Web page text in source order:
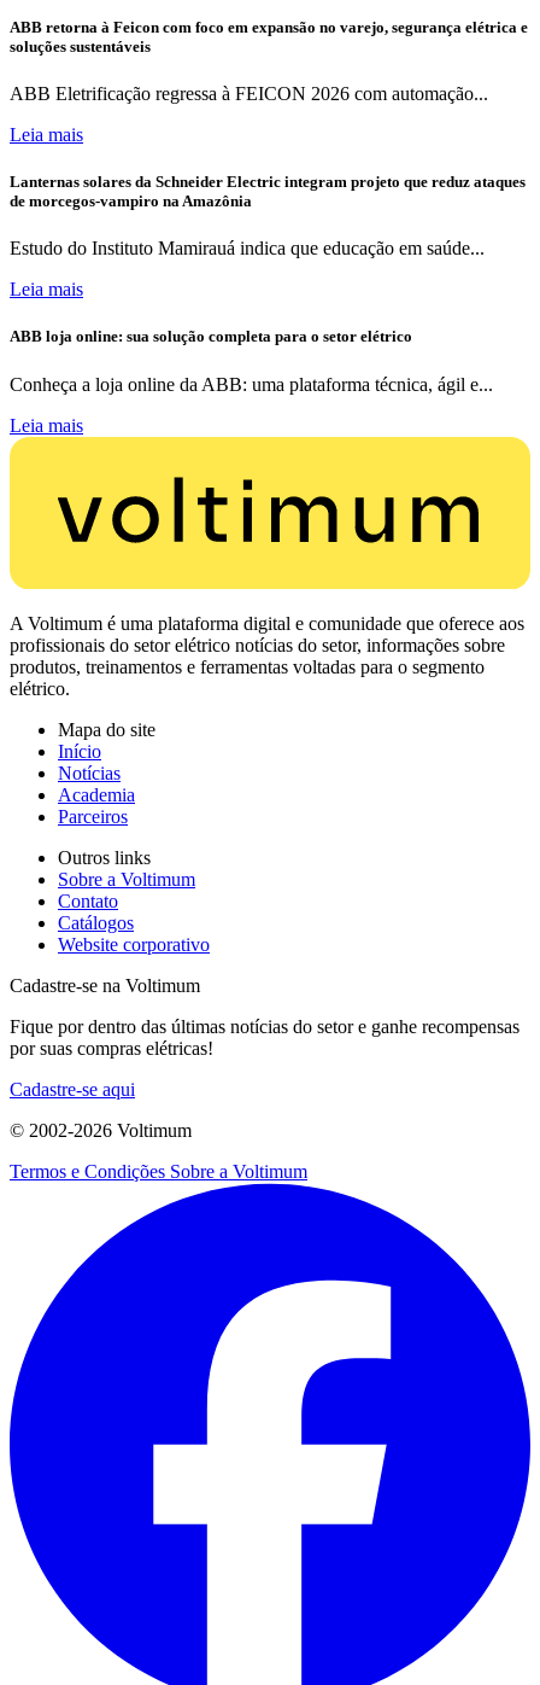
ABB retorna à Feicon com foco em expansão no varejo, segurança elétrica e
soluções sustentáveis
ABB Eletrificação regressa à FEICON 2026 com automação...
Leia mais
Lanternas solares da Schneider Electric integram projeto que reduz ataques
de morcegos-vampiro na Amazônia
Estudo do Instituto Mamirauá indica que educação em saúde...
Leia mais
ABB loja online: sua solução completa para o setor elétrico
Conheça a loja online da ABB: uma plataforma técnica, ágil e...
Leia mais
A Voltimum é uma plataforma digital e comunidade que oferece aos
profissionais do setor elétrico notícias do setor, informações sobre
produtos, treinamentos e ferramentas voltadas para o segmento
elétrico.
Mapa do site
Início
Notícias
Academia
Parceiros
Outros links
Sobre a Voltimum
Contato
Catálogos
Website corporativo
Cadastre-se na Voltimum
Fique por dentro das últimas notícias do setor e ganhe recompensas
por suas compras elétricas!
Cadastre-se aqui
© 2002-2026 Voltimum
Termos e Condições Sobre a Voltimum